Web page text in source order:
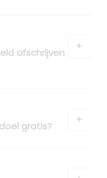
afschrijven
gratis?